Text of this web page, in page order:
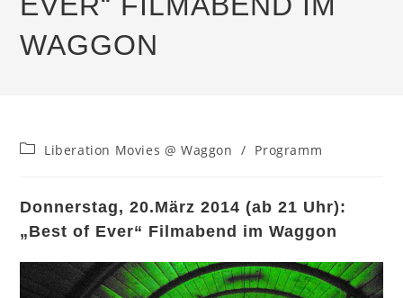
WAGGON
Beitrags-
Liberation Movies @ Waggon / Programm
Donnerstag, 20.März 2014 (ab 21 Uhr):
„Best of Ever“ Filmabend im Waggon